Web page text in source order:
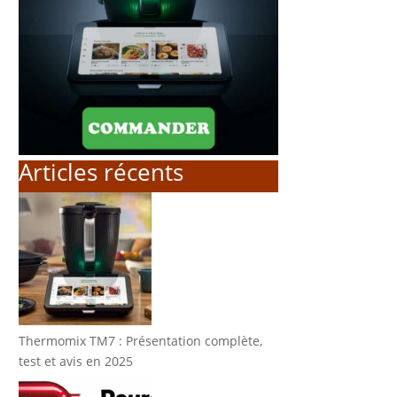
Articles récents
Thermomix TM7 : Présentation complète,
test et avis en 2025